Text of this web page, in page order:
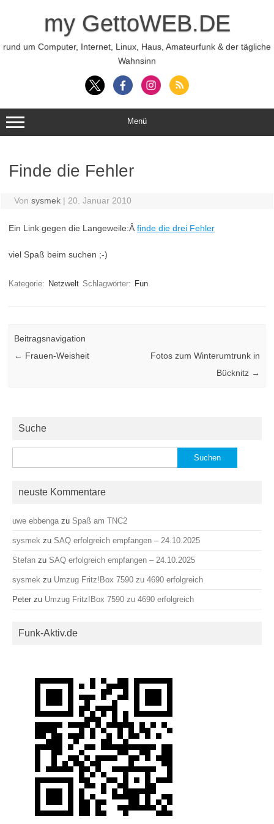
my GettoWEB.DE
rund um Computer, Internet, Linux, Haus, Amateurfunk & der tägliche
Wahnsinn
Menü
Finde die Fehler
Von sysmek | 20. Januar 2010
Ein Link gegen die Langeweile:Â finde die drei Fehler
viel Spaß beim suchen ;-)
Kategorie: Netzwelt Schlagwörter: Fun
Beitragsnavigation
← Frauen-Weisheit
Fotos zum Winterumtrunk in
Bücknitz →
Suche
nach:
neuste Kommentare
uwe ebbenga zu Spaß am TNC2
sysmek zu SAQ erfolgreich empfangen – 24.10.2025
Stefan zu SAQ erfolgreich empfangen – 24.10.2025
sysmek zu Umzug Fritz!Box 7590 zu 4690 erfolgreich
Peter zu Umzug Fritz!Box 7590 zu 4690 erfolgreich
Funk-Aktiv.de